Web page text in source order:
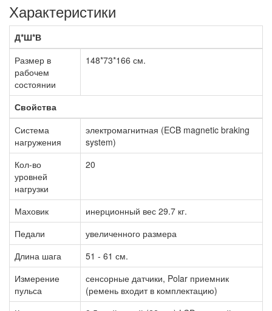
Характеристики
Д*Ш*В
Размер в
рабочем
состоянии
148*73*166 см.
Свойства
Система
нагружения
электромагнитная (ECB magnetic braking
system)
Кол-во
уровней
нагрузки
20
Маховик
инерционный вес 29.7 кг.
Педали
увеличенного размера
Длина шага
51 - 61 см.
Измерение
пульса
сенсорные датчики, Polar приемник
(ремень входит в комплектацию)